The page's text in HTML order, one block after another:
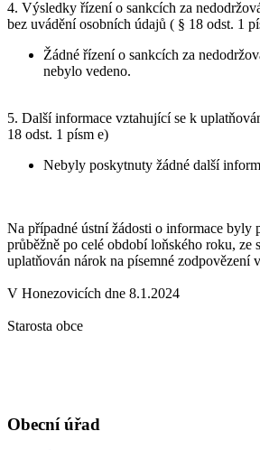
4. Výsledky řízení o sankcích za
bez uvádění osobních údajů ( § 18 odst. 1
Žádné řízení o sankcích za
nebylo vedeno.
5. Další informace vztahující se k
18 odst. 1 písm e)
Nebyly poskytnuty žádné další
Na případné ústní žádosti o informace byly
průběžně po celé období loňského roku, ze
uplatňován nárok na písemné zodpovězení
V Honezovicích dne 8.1.2024
Starosta obce
Obecní úřad